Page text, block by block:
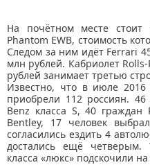
На почётном месте стоит
Phantom EWB, стоимость
Следом за ним идёт Ferrari
млн рублей. Кабриолет
рублей занимает третью
Известно, что в июле 2016
приобрели 112 россиян.
Benz класса S, 40
Bentley, 17 человек
согласились ездить 4
достались ещё
класса «люкс» подскочили на